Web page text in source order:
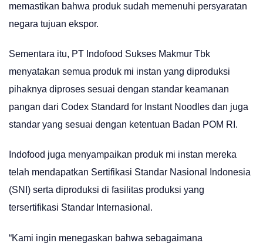
memastikan bahwa produk sudah memenuhi persyaratan
negara tujuan ekspor.
Sementara itu, PT Indofood Sukses Makmur Tbk
menyatakan semua produk mi instan yang diproduksi
pihaknya diproses sesuai dengan standar keamanan
pangan dari Codex Standard for Instant Noodles dan juga
standar yang sesuai dengan ketentuan Badan POM RI.
Indofood juga menyampaikan produk mi instan mereka
telah mendapatkan Sertifikasi Standar Nasional Indonesia
(SNI) serta diproduksi di fasilitas produksi yang
tersertifikasi Standar Internasional.
“Kami ingin menegaskan bahwa sebagaimana